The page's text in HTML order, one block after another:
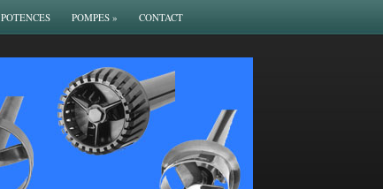
POTENCES POMPES » CONTACT